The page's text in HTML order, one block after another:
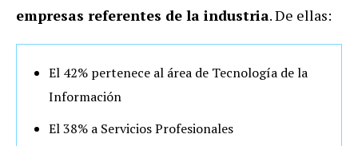
empresas referentes de la industria. De ellas:
El 42% pertenece al área de Tecnología de la
Información
El 38% a Servicios Profesionales